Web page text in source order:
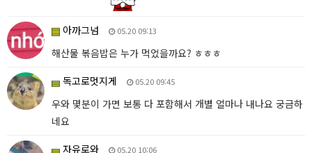
아까그넘 05.20 09:13
해산물 볶음밥은 누가 먹었을까요? ㅎㅎㅎ
독고로멋지게
05.20 09:45
우와 몇분이 가면 보통 다 포함해서 개별 얼마나 내나요 궁금하
네요
자유로와
05.20 10:06